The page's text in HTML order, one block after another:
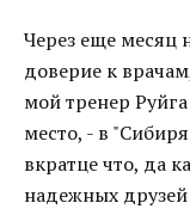
Через еще месяц
доверие к
мой тренер
место, - в
вкратце что, да
надежных